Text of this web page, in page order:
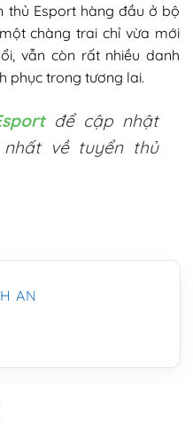
thủ Esport hàng đầu ở bộ
chàng trai chỉ vừa mới
vẫn còn rất nhiều danh
phục trong tương lai.
để cập nhật
về tuyển thủ
AN